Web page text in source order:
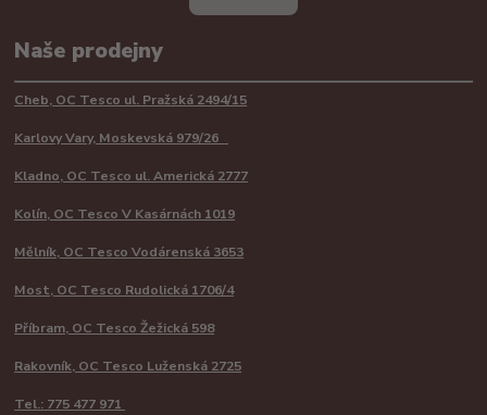
Naše prodejny
Cheb, OC Tesco ul. Pražská 2494/15
Karlovy Vary, Moskevská 979/26
Kladno, OC Tesco ul. Americká 2777
Kolín, OC Tesco V Kasárnách 1019
Mělník, OC Tesco Vodárenská 3653
Most, OC Tesco Rudolická 1706/4
Příbram, OC Tesco Žežická 598
Rakovník, OC Tesco Luženská 2725
Tel.: 775 477 971